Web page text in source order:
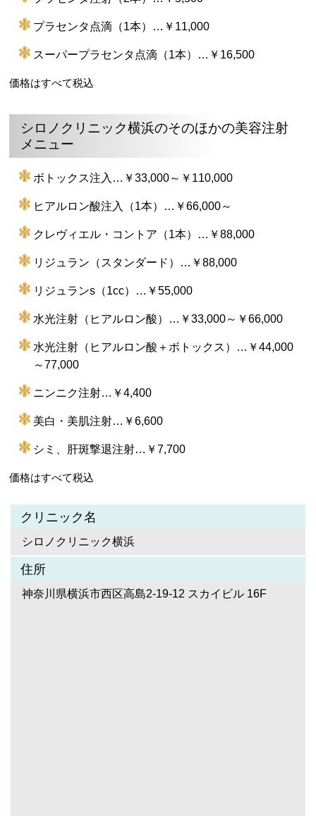
プラセンタ点滴（1本）…￥11,000
スーパープラセンタ点滴（1本）…￥16,500
価格はすべて税込
シロノクリニック横浜のそのほかの美容注射
メニュー
ボトックス注入…￥33,000～￥110,000
ヒアルロン酸注入（1本）…￥66,000～
クレヴィエル・コントア（1本）…￥88,000
リジュラン（スタンダード）…￥88,000
リジュランs（1cc）…￥55,000
水光注射（ヒアルロン酸）…￥33,000～￥66,000
水光注射（ヒアルロン酸＋ボトックス）…￥44,000
～77,000
ニンニク注射…￥4,400
美白・美肌注射…￥6,600
シミ、肝斑撃退注射…￥7,700
価格はすべて税込
クリニック名
シロノクリニック横浜
住所
神奈川県横浜市西区高島2-19-12 スカイビル 16F